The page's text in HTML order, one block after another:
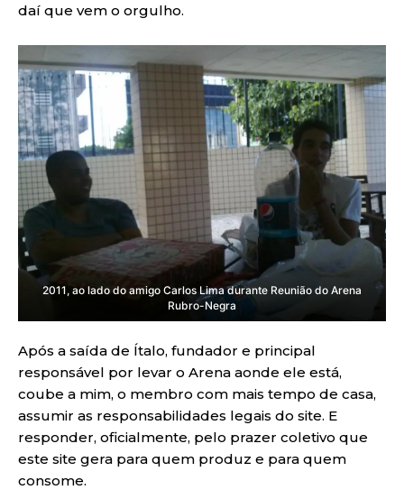
daí que vem o orgulho.
2011, ao lado do amigo Carlos Lima durante Reunião do Arena
Rubro-Negra
Após a saída de Ítalo, fundador e principal
responsável por levar o Arena aonde ele está,
coube a mim, o membro com mais tempo de casa,
assumir as responsabilidades legais do site. E
responder, oficialmente, pelo prazer coletivo que
este site gera para quem produz e para quem
consome.